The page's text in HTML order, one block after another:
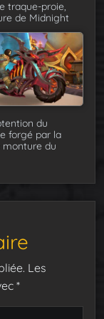
traque-proie,
de Midnight
du
forgé par la
monture du
Les
*